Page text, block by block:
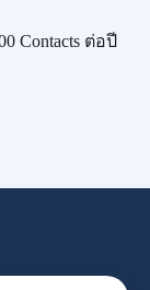
Contacts ต่อปี